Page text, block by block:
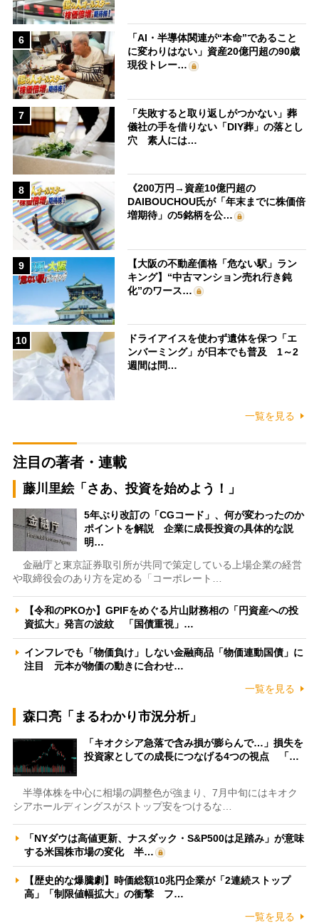
6
「AI・半導体関連が“本命”であること
に変わりはない」資産20億円超の90歳
現役トレー…
7
「失敗すると取り返しがつかない」葬
儀社の手を借りない「DIY葬」の落とし
穴 素人には…
8
《200万円→資産10億円超の
DAIBOUCHOU氏が「年末までに株価倍
増期待」の5銘柄を公…
9
【大阪の不動産価格「危ない駅」ラン
キング】“中古マンション売れ行き鈍
化”のワース…
10
ドライアイスを使わず遺体を保つ「エ
ンバーミング」が日本でも普及 1～2
週間は問…
一覧を見る
注目の著者・連載
藤川里絵「さあ、投資を始めよう！」
5年ぶり改訂の「CGコード」、何が変わったのか
ポイントを解説 企業に成長投資の具体的な説
明…
金融庁と東京証券取引所が共同で策定している上場企業の経営
や取締役会のあり方を定める「コーポレート…
【令和のPKOか】GPIFをめぐる片山財務相の「円資産への投
資拡大」発言の波紋 「国債重視」…
インフレでも「物価負け」しない金融商品「物価連動国債」に
注目 元本が物価の動きに合わせ…
一覧を見る
森口亮「まるわかり市況分析」
「キオクシア急落で含み損が膨らんで…」損失を
投資家としての成長につなげる4つの視点 「…
半導体株を中心に相場の調整色が強まり、7月中旬にはキオク
シアホールディングスがストップ安をつけるな…
「NYダウは高値更新、ナスダック・S&P500は足踏み」が意味
する米国株市場の変化 半…
【歴史的な爆騰劇】時価総額10兆円企業が「2連続ストップ
高」「制限値幅拡大」の衝撃 フ…
一覧を見る